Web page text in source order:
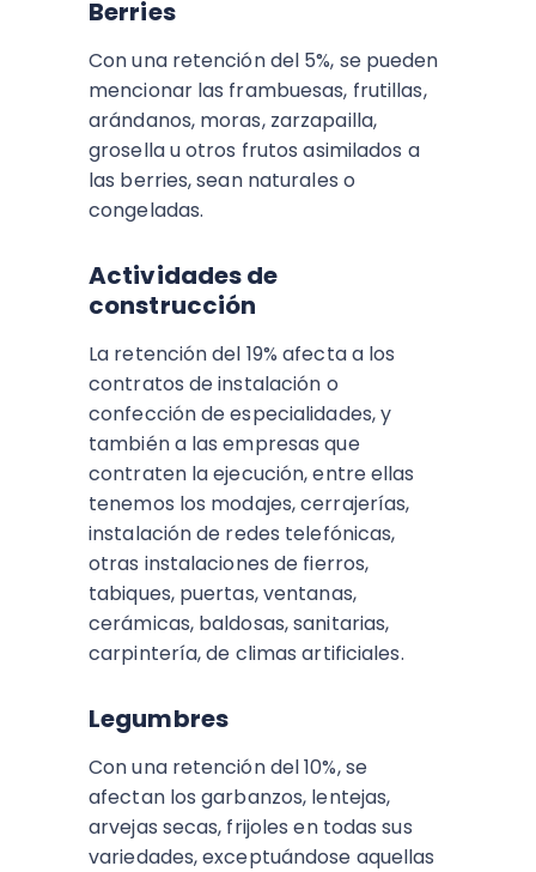
Berries
Con una retención del 5%, se pueden
mencionar las frambuesas, frutillas,
arándanos, moras, zarzapailla,
grosella u otros frutos asimilados a
las berries, sean naturales o
congeladas.
Actividades de
construcción
La retención del 19% afecta a los
contratos de instalación o
confección de especialidades, y
también a las empresas que
contraten la ejecución, entre ellas
tenemos los modajes, cerrajerías,
instalación de redes telefónicas,
otras instalaciones de fierros,
tabiques, puertas, ventanas,
cerámicas, baldosas, sanitarias,
carpintería, de climas artificiales.
Legumbres
Con una retención del 10%, se
afectan los garbanzos, lentejas,
arvejas secas, frijoles en todas sus
variedades, exceptuándose aquellas